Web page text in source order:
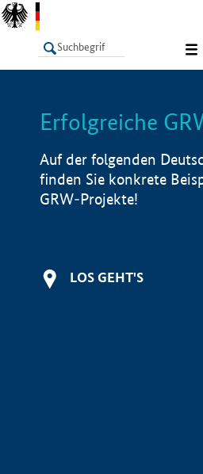
LISTE
Erfolgreiche
Auf der folgenden
finden Sie konkrete
GRW-Projekte!
LOS GEHT'S